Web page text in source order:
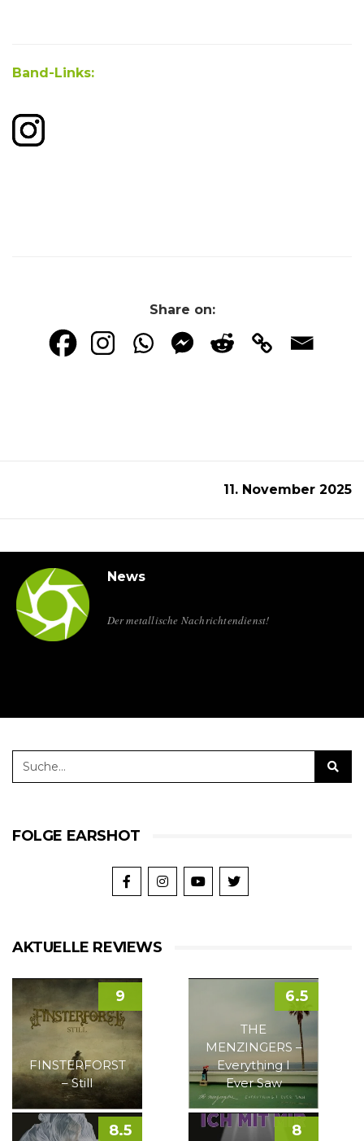
Band-Links:
Share on:
11. November 2025
News
Der metallische Nachrichtendienst!
FOLGE EARSHOT
AKTUELLE REVIEWS
FINSTERFORST
– Still
9
THE
MENZINGERS –
Everything I
Ever Saw
6.5
8.5 8